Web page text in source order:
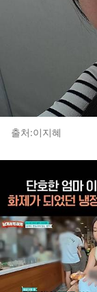
출처:이지혜